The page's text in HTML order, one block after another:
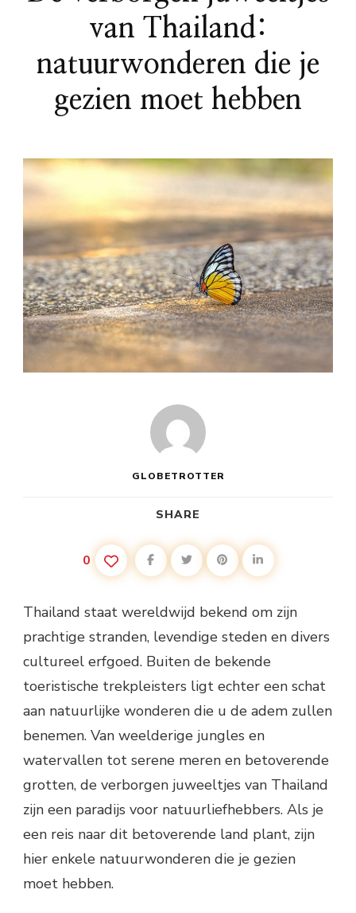
van Thailand:
natuurwonderen die je
gezien moet hebben
GLOBETROTTER
SHARE
0
Thailand staat wereldwijd bekend om zijn
prachtige stranden, levendige steden en divers
cultureel erfgoed. Buiten de bekende
toeristische trekpleisters ligt echter een schat
aan natuurlijke wonderen die u de adem zullen
benemen. Van weelderige jungles en
watervallen tot serene meren en betoverende
grotten, de verborgen juweeltjes van Thailand
zijn een paradijs voor natuurliefhebbers. Als je
een reis naar dit betoverende land plant, zijn
hier enkele natuurwonderen die je gezien
moet hebben.